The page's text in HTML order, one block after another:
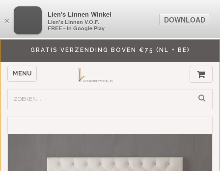
GRATIS VERZENDING BOVEN €75 (NL + BE)
MENU
×
LiensLinnenwinkel.nl
Lien's Linnen V.O.F.
FREE - In Google Play
DOWNLOAD
×
Lien's Linnen Winkel
Lien's Linnen V.O.F.
FREE - In Google Play
DOWNLOAD